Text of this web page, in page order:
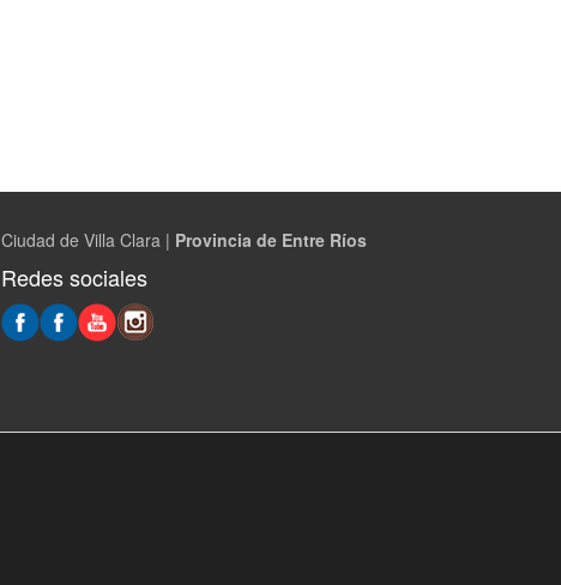
Ciudad de Villa Clara | Provincia de Entre Ríos
Redes sociales